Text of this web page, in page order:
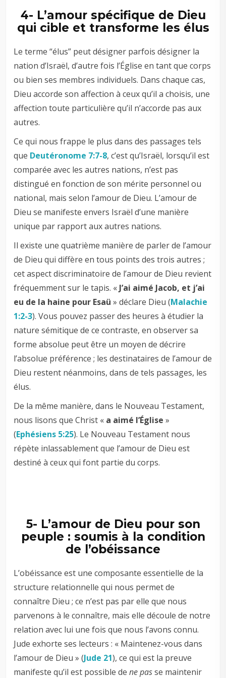
4- L’amour spécifique de Dieu
qui cible et transforme les élus
Le terme “élus” peut désigner parfois désigner la
nation d’Israël, d’autre fois l’Église en tant que corps
ou bien ses membres individuels. Dans chaque cas,
Dieu accorde son affection à ceux qu’il a choisis, une
affection toute particulière qu’il n’accorde pas aux
autres.
Ce qui nous frappe le plus dans des passages tels
que Deutéronome 7:7-8, c’est qu’Israël, lorsqu’il est
comparée avec les autres nations, n’est pas
distingué en fonction de son mérite personnel ou
national, mais selon l’amour de Dieu. L’amour de
Dieu se manifeste envers Israël d’une manière
unique par rapport aux autres nations.
Il existe une quatrième manière de parler de l’amour
de Dieu qui diffère en tous points des trois autres ;
cet aspect discriminatoire de l’amour de Dieu revient
fréquemment sur le tapis. « J’ai aimé Jacob, et j’ai
eu de la haine pour Esaü » déclare Dieu (Malachie
1:2-3). Vous pouvez passer des heures à étudier la
nature sémitique de ce contraste, en observer sa
forme absolue peut être un moyen de décrire
l’absolue préférence ; les destinataires de l’amour de
Dieu restent néanmoins, dans de tels passages, les
élus.
De la même manière, dans le Nouveau Testament,
nous lisons que Christ « a aimé l’Église »
(Ephésiens 5:25). Le Nouveau Testament nous
répète inlassablement que l’amour de Dieu est
destiné à ceux qui font partie du corps.
5- L’amour de Dieu pour son
peuple : soumis à la condition
de l’obéissance
L’obéissance est une composante essentielle de la
structure relationnelle qui nous permet de
connaître Dieu ; ce n’est pas par elle que nous
parvenons à le connaître, mais elle découle de notre
relation avec lui une fois que nous l’avons connu.
Jude exhorte ses lecteurs : « Maintenez-vous dans
l’amour de Dieu » (Jude 21), ce qui est la preuve
manifeste qu’il est possible dene passe maintenir